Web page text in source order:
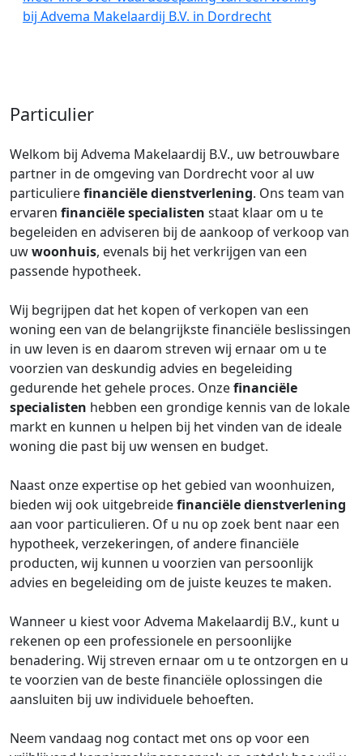
bij Advema Makelaardij B.V. in Dordrecht
Particulier
Welkom bij Advema Makelaardij B.V., uw betrouwbare
partner in de omgeving van Dordrecht voor al uw
particulierefinanciële dienstverlening. Ons team van
ervaren financiële specialisten staat klaar om u te
begeleiden en adviseren bij de aankoop of verkoop van
uwwoonhuis, evenals bij het verkrijgen van een
passende hypotheek.
Wij begrijpen dat het kopen of verkopen van een
woning een van de belangrijkste financiële beslissingen
in uw leven is en daarom streven wij ernaar om u te
voorzien van deskundig advies en begeleiding
gedurende het gehele proces. Onzefinanciële
specialisten hebben een grondige kennis van de lokale
markt en kunnen u helpen bij het vinden van de ideale
woning die past bij uw wensen en budget.
Naast onze expertise op het gebied van woonhuizen,
bieden wij ook uitgebreidefinanciële dienstverlening
aan voor particulieren. Of u nu op zoek bent naar een
hypotheek, verzekeringen, of andere financiële
producten, wij kunnen u voorzien van persoonlijk
advies en begeleiding om de juiste keuzes te maken.
Wanneer u kiest voor Advema Makelaardij B.V., kunt u
rekenen op een professionele en persoonlijke
benadering. Wij streven ernaar om u te ontzorgen en u
te voorzien van de beste financiële oplossingen die
aansluiten bij uw individuele behoeften.
Neem vandaag nog contact met ons op voor een